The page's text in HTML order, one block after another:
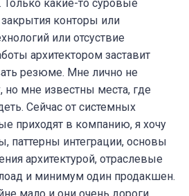
какие-то суровые
закрытия конторы или
или отсуствие
архитектором заставит
резюме. Мне лично не
но мне известны места, где
Сейчас от системных
приходят в компанию, я хочу
паттерны интеграции, основы
архитектурой, отраслевые
и минимум один продакшен.